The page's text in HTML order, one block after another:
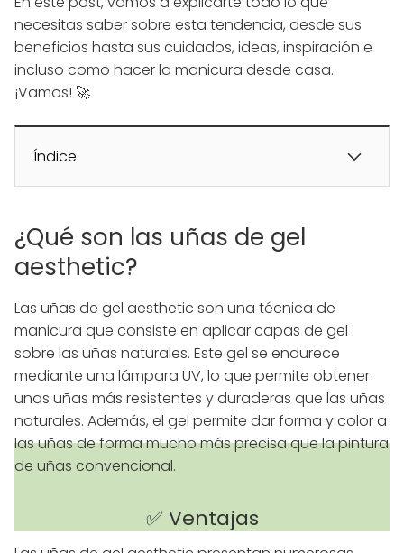
necesitas saber sobre esta tendencia, desde sus
beneficios hasta sus cuidados, ideas, inspiración e
incluso como hacer la manicura desde casa.
¡Vamos! 🚀
Índice
¿Qué son las uñas de gel
aesthetic?
Las uñas de gel aesthetic son una técnica de
manicura que consiste en aplicar capas de gel
sobre las uñas naturales. Este gel se endurece
mediante una lámpara UV, lo que permite obtener
unas uñas más resistentes y duraderas que las uñas
naturales. Además, el gel permite dar forma y color a
las uñas de forma mucho más precisa que la pintura
de uñas convencional.
✅ Ventajas